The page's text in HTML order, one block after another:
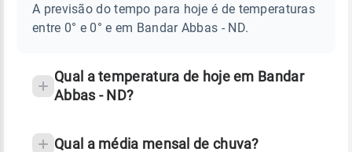
ABBAS
sobre
chuva
temperatura
A previsão do tempo para hoje é de temperaturas
entre 0° e 0° e em Bandar Abbas - ND.
Qual a temperatura de hoje em Bandar
Abbas - ND?
Qual a média mensal de chuva?